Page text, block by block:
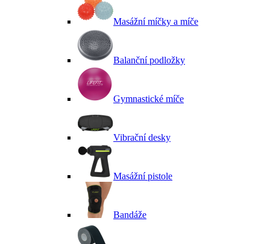
Masážní míčky a míče
Balanční podložky
Gymnastické míče
Vibrační desky
Masážní pistole
Bandáže